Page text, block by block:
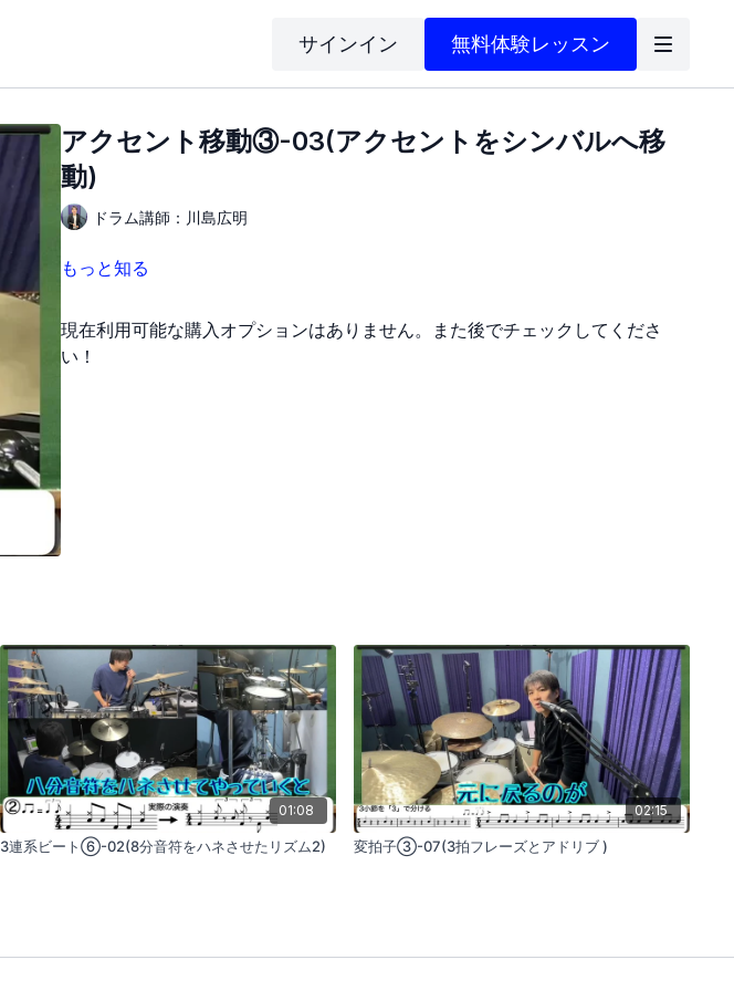
サインイン 無料体験レッスン
アクセント移動③-03(アクセントをシンバルへ移
動)
ドラム講師：川島広明
もっと知る
現在利用可能な購入オプションはありません。また後でチェックしてくださ
い！
01:08
3連系ビート⑥-02(8分音符をハネさせたリズム2)
02:15
変拍子③-07(3拍フレーズとアドリブ )